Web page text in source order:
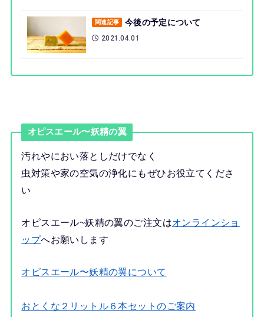
関連記事 今後の予定について
2021.04.01
オピスエール〜妖精の翼
汚れやにおい落としだけでなく
虫対策や家の空気の浄化にもぜひお役立てくださ
い
オピスエール~妖精の翼のご注文はオンラインショ
ップへお願いします
オピスエール〜妖精の翼について
おとくな２リットル６本セットのご案内